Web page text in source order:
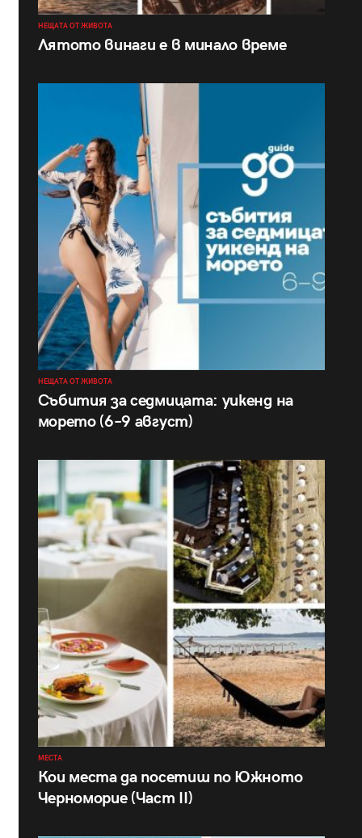
НЕЩАТА ОТ ЖИВОТА
Лятото винаги е в минало време
НЕЩАТА ОТ ЖИВОТА
Събития за седмицата: уикенд на
морето (6–9 август)
МЕСТА
Кои места да посетиш по Южното
Черноморие (Част II)